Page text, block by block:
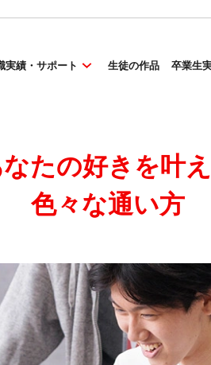
実績・サポート 生徒の作品 卒業生
たの好きを叶
⾊々な通い⽅